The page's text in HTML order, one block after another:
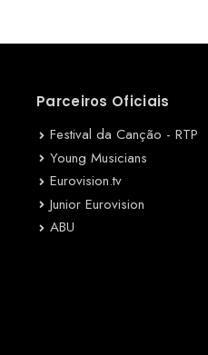
Parceiros Oficiais
Festival da Canção - RTP
Young Musicians
Eurovision.tv
Junior Eurovision
ABU